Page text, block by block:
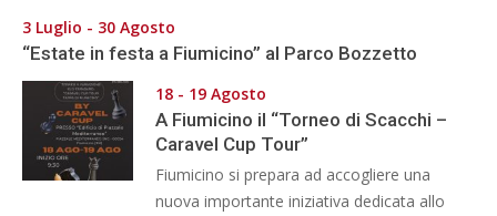
3 Luglio - 30 Agosto
“Estate in festa a Fiumicino” al Parco Bozzetto
18 - 19 Agosto
A Fiumicino il “Torneo di Scacchi –
Caravel Cup Tour”
Fiumicino si prepara ad accogliere una
nuova importante iniziativa dedicata allo